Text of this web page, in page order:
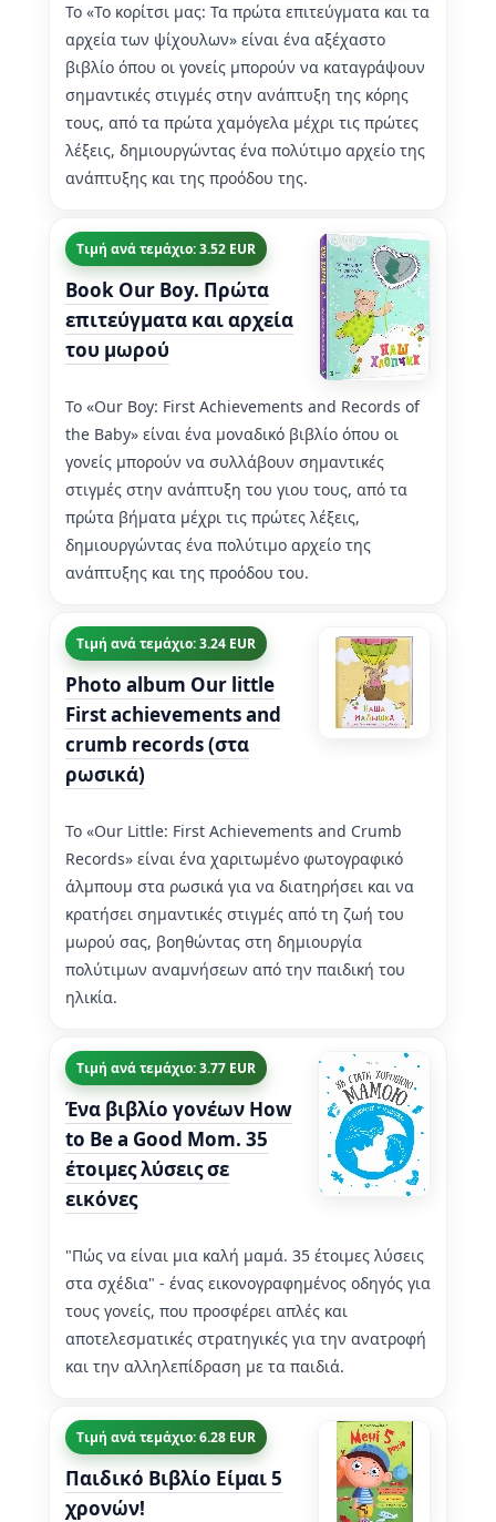
Το «Το κορίτσι μας: Τα πρώτα επιτεύγματα και τα
αρχεία των ψίχουλων» είναι ένα αξέχαστο
βιβλίο όπου οι γονείς μπορούν να καταγράψουν
σημαντικές στιγμές στην ανάπτυξη της κόρης
τους, από τα πρώτα χαμόγελα μέχρι τις πρώτες
λέξεις, δημιουργώντας ένα πολύτιμο αρχείο της
ανάπτυξης και της προόδου της.
Τιμή ανά τεμάχιο: 3.52 EUR
Book Our Boy. Πρώτα
επιτεύγματα και αρχεία
του μωρού
Το «Our Boy: First Achievements and Records of
the Baby» είναι ένα μοναδικό βιβλίο όπου οι
γονείς μπορούν να συλλάβουν σημαντικές
στιγμές στην ανάπτυξη του γιου τους, από τα
πρώτα βήματα μέχρι τις πρώτες λέξεις,
δημιουργώντας ένα πολύτιμο αρχείο της
ανάπτυξης και της προόδου του.
Τιμή ανά τεμάχιο: 3.24 EUR
Photo album Our little
First achievements and
crumb records (στα
ρωσικά)
Το «Our Little: First Achievements and Crumb
Records» είναι ένα χαριτωμένο φωτογραφικό
άλμπουμ στα ρωσικά για να διατηρήσει και να
κρατήσει σημαντικές στιγμές από τη ζωή του
μωρού σας, βοηθώντας στη δημιουργία
πολύτιμων αναμνήσεων από την παιδική του
ηλικία.
Τιμή ανά τεμάχιο: 3.77 EUR
Ένα βιβλίο γονέων How
to Be a Good Mom. 35
έτοιμες λύσεις σε
εικόνες
"Πώς να είναι μια καλή μαμά. 35 έτοιμες λύσεις
στα σχέδια" - ένας εικονογραφημένος οδηγός για
τους γονείς, που προσφέρει απλές και
αποτελεσματικές στρατηγικές για την ανατροφή
και την αλληλεπίδραση με τα παιδιά.
Τιμή ανά τεμάχιο: 6.28 EUR
Παιδικό Βιβλίο Είμαι 5
χρονών!